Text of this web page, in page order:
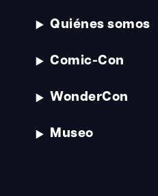
Quiénes somos
Comic-Con
WonderCon
Museo